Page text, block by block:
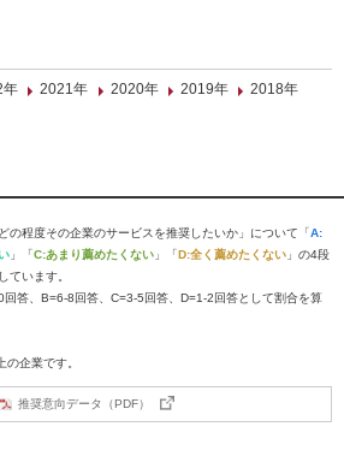
年 2021年 2020年 2019年
2018年
の程度その企業のサービスを推奨したいか」について「A:
」「C:あまり薦めたくない 」「D:全く薦めたくない 」の4段
ています。
答、B=6-8回答、C=3-5回答、D=1-2回答として割合を算
企業です。
推奨意向データ（PDF）